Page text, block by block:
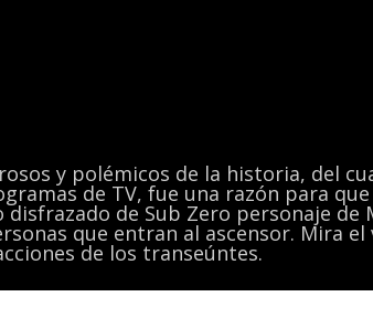
y polémicos de la historia, del
de TV, fue una razón para
de Sub Zero personaje de
que entran al ascensor. Mira el
de los transeúntes.